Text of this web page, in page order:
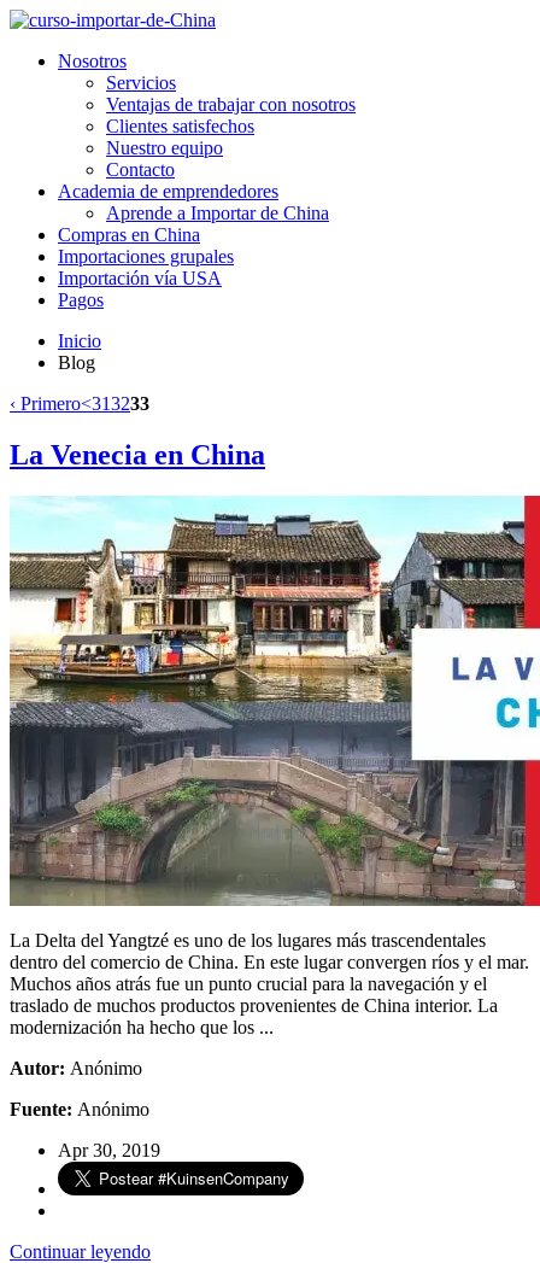
Nosotros
Servicios
Ventajas de trabajar con nosotros
Clientes satisfechos
Nuestro equipo
Contacto
Academia de emprendedores
Aprende a Importar de China
Compras en China
Importaciones grupales
Importación vía USA
Pagos
Inicio
Blog
‹ Primero<313233
La Venecia en China
La Delta del Yangtzé es uno de los lugares más trascendentales
dentro del comercio de China. En este lugar convergen ríos y el mar.
Muchos años atrás fue un punto crucial para la navegación y el
traslado de muchos productos provenientes de China interior. La
modernización ha hecho que los ...
Autor: Anónimo
Fuente: Anónimo
Apr 30, 2019
Continuar leyendo